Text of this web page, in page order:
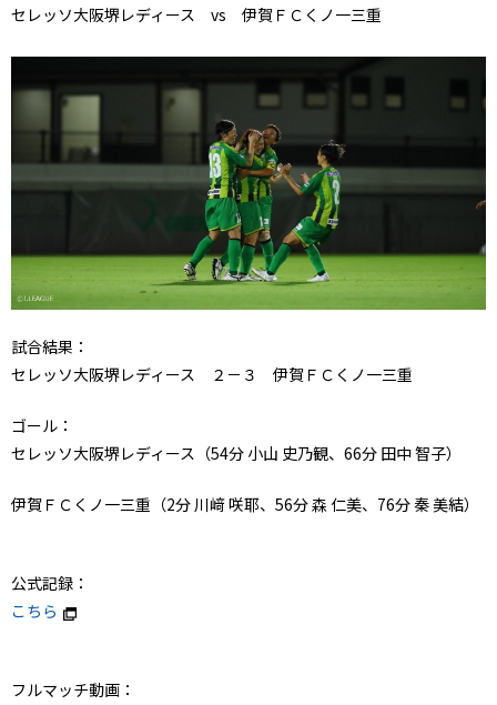
セレッソ大阪堺レディース vs 伊賀ＦＣくノ一三重
試合結果：
セレッソ大阪堺レディース ２－３ 伊賀ＦＣくノ一三重
ゴール：
セレッソ大阪堺レディース（54分 小山 史乃観、66分 田中 智子）
伊賀ＦＣくノ一三重（2分 川﨑 咲耶、56分 森 仁美、76分 秦 美結）
公式記録：
こちら
フルマッチ動画：